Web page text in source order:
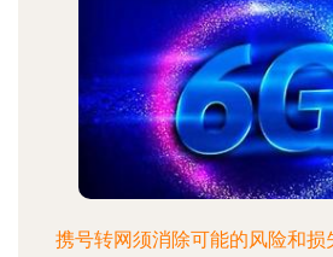
携号转网须消除可能的风险和损